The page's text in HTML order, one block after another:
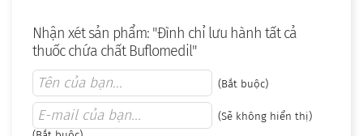
Nhận xét sản phẩm: "Đình chỉ lưu hành tất cả
thuốc chứa chất Buflomedil"
(Bắt buộc)
(Sẽ không hiển thị)